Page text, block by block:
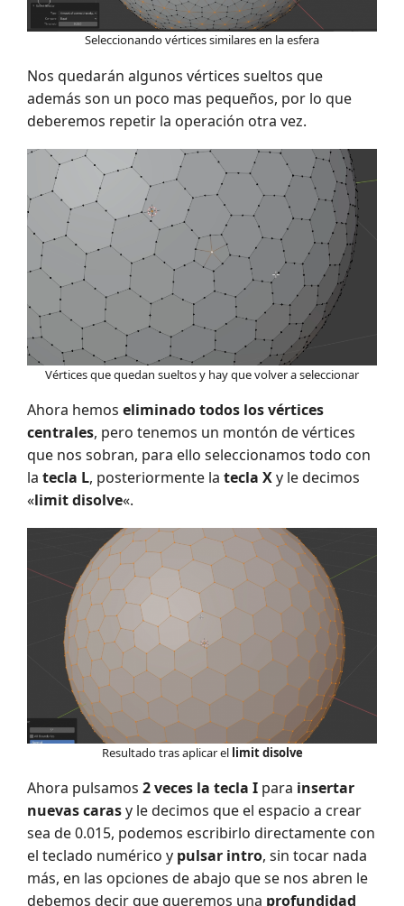
Seleccionando vértices similares en la esfera
Nos quedarán algunos vértices sueltos que
además son un poco mas pequeños, por lo que
deberemos repetir la operación otra vez.
Vértices que quedan sueltos y hay que volver a seleccionar
Ahora hemos eliminado todos los vértices
centrales, pero tenemos un montón de vértices
que nos sobran, para ello seleccionamos todo con
la tecla L, posteriormente la tecla Xy le decimos
«limit disolve«.
Resultado tras aplicar el limit disolve
Ahora pulsamos 2 veces la tecla I para insertar
nuevas carasy le decimos que el espacio a crear
sea de 0.015, podemos escribirlo directamente con
el teclado numérico y pulsar intro, sin tocar nada
más, en las opciones de abajo que se nos abren le
debemos decir que queremos una profundidad